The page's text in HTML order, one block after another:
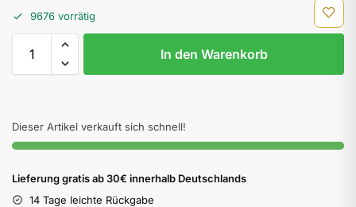
9676 vorrätig
In den Warenkorb
Dieser Artikel verkauft sich schnell!
Lieferung gratis ab 30€ innerhalb Deutschlands
14 Tage leichte Rückgabe